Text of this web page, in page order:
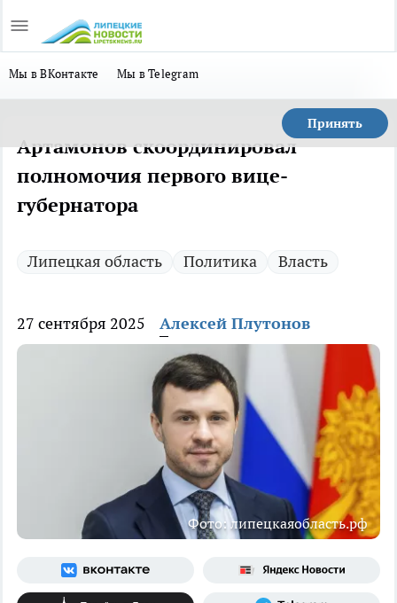
Мы в ВКонтакте Мы в Telegram
Принять
Артамонов скоординировал
полномочия первого вице-
губернатора
Липецкая область Политика Власть
27 сентября 2025 Алексей Плутонов
Фото: липецкаяобласть.рф